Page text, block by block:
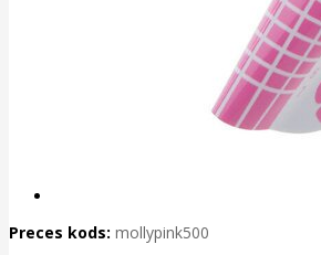
Preces kods: mollypink500